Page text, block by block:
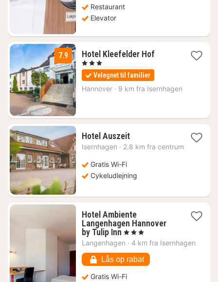
Restaurant
Elevator
7.9 Hotel Kleefelder Hof1
fra
629
kr.
, 3 Stjerner
Velegnet til familier
Hannover · 9 km fra Isernhagen
Hotel Auszeit1
nat
Isernhagen · 2.8 km fra centrum
Gratis Wi-Fi
Cykeludlejning
Hotel Ambiente
Langenhagen Hannover
by Tulip Inn 1
nat
451
kr.
, 3 Stjerner
Langenhagen · 4 km fra Isernhagen
Lås op rabat
Gratis Wi-Fi